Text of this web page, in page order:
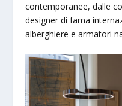
contemporanee, dalle
designer di fama
alberghiere e armatori